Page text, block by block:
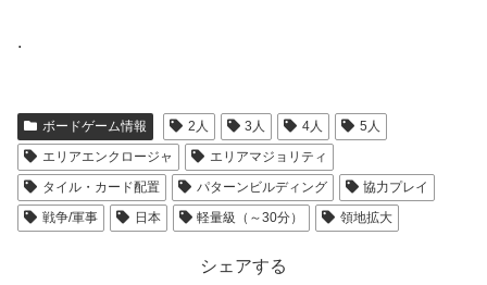
.
ボードゲーム情報 2人 3人 4人
5人
エリアエンクロージャ
エリアマジョリティ
タイル・カード配置
パターンビルディング
協力プレイ
戦争/軍事
日本 軽量級（～30分） 領地拡大
シェアする